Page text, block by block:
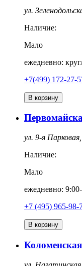
ул.
Наличие:
Мало
ежедневно:
+7(499) 172-27-
В корзину
ул. 9-я
Наличие:
Мало
ежедневно:
+7 (495) 965-98-
В корзину
Коломенская